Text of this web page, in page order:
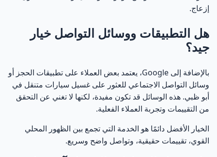
60 حجز غسيل سيارات متنقل في أبو ظبي: الطريقة والأسعار
62 هل يمكن الحجز في نفس اليوم؟
63 أسعار غسيل السيارات المتنقل في أبو ظبي
64 هل السعر يشمل جميع الأدوات والمنظفات؟
إزعاج.
هل التطبيقات ووسائل التواصل خيار
جيد؟
بالإضافة إلى Google، يعتمد بعض العملاء على تطبيقات الحجز أو
وسائل التواصل الاجتماعي للعثور على غسيل سيارات متنقل في
أبو ظبي. هذه الوسائل قد تكون مفيدة، لكنها لا تغني عن التحقق
من التقييمات وتجربة العملاء الفعلية.
الخيار الأفضل دائمًا هو الخدمة التي تجمع بين الظهور المحلي
القوي، تقييمات حقيقية، وتواصل واضح وسريع.